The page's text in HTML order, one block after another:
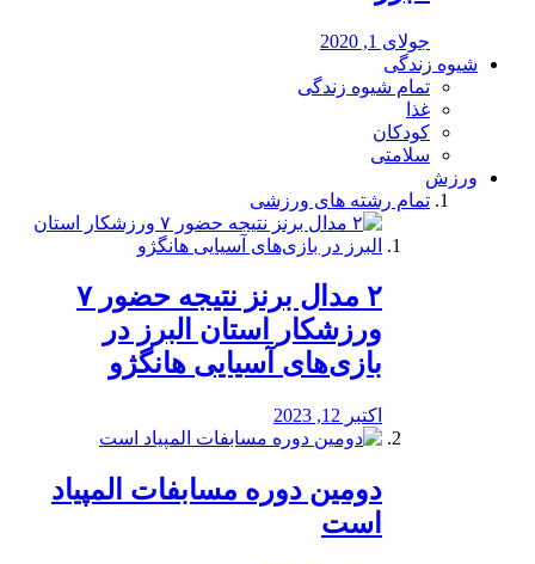
جولای 1, 2020
شیوه زندگی
تمام شیوه زندگی
غذا
کودکان
سلامتی
ورزش
تمام رشته های ورزشی
۲ مدال برنز نتیجه حضور ۷
ورزشکار استان البرز در
بازی‌های آسیایی هانگژو
اکتبر 12, 2023
دومین دوره مسابفات المپیاد
است